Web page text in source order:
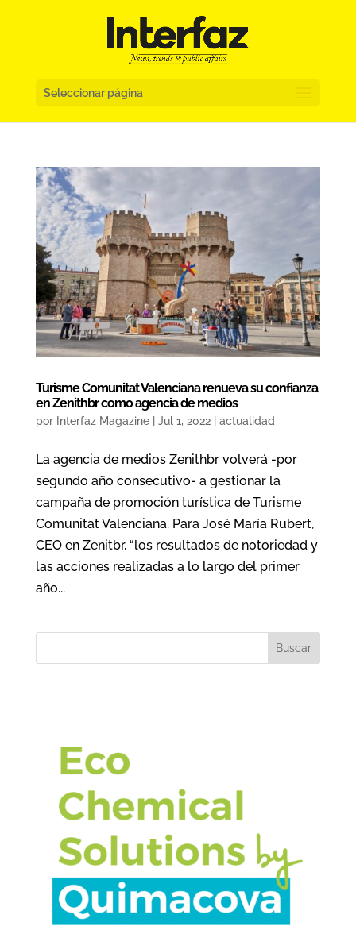
Seleccionar página
Turisme Comunitat Valenciana renueva su confianza
en Zenithbr como agencia de medios
por Interfaz Magazine| Jul 1, 2022| actualidad
La agencia de medios Zenithbr volverá -por
segundo año consecutivo- a gestionar la
campaña de promoción turística de Turisme
Comunitat Valenciana. Para José María Rubert,
CEO en Zenitbr, “los resultados de notoriedad y
las acciones realizadas a lo largo del primer
año...
Buscar